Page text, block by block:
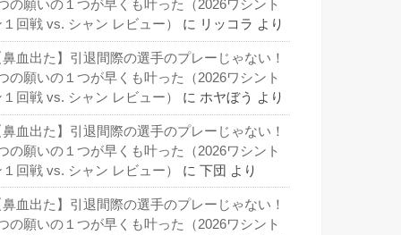
の願いの１つが早くも叶った（2026ワシント
１回戦 vs. シャン レビュー）
に リッコラ より
鼻血出た】引退間際の選手のプレーじゃない！
の願いの１つが早くも叶った（2026ワシント
１回戦 vs. シャン レビュー）
に ホヤぼう より
鼻血出た】引退間際の選手のプレーじゃない！
の願いの１つが早くも叶った（2026ワシント
１回戦 vs. シャン レビュー）
に 下団 より
鼻血出た】引退間際の選手のプレーじゃない！
の願いの１つが早くも叶った（2026ワシント